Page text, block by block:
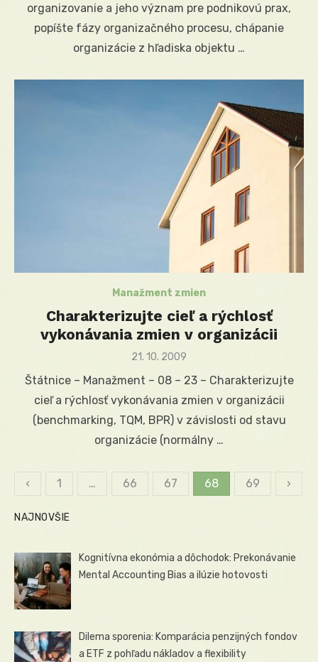
organizovanie a jeho význam pre podnikovú prax,
popíšte fázy organizačného procesu, chápanie
organizácie z hľadiska objektu …
Manažment zmien
Charakterizujte cieľ a rýchlosť
vykonávania zmien v organizácii
Posted
21. 10. 2009
Štátnice – Manažment – 08 – 23 – Charakterizujte
cieľ a rýchlosť vykonávania zmien v organizácii
(benchmarking, TQM, BPR) v závislosti od stavu
organizácie (normálny …
príspevkov
‹ 1 … 66 67 68 69 ›
NAJNOVŠIE
Kognitívna ekonómia a dôchodok: Prekonávanie
Mental Accounting Bias a ilúzie hotovosti
Dilema sporenia: Komparácia penzijných fondov
a ETF z pohľadu nákladov a flexibility